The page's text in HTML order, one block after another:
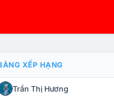
CHẾ TÀI XỬ LÝ VI PHẠM
XẾP HẠNG
Trần Thị Hương